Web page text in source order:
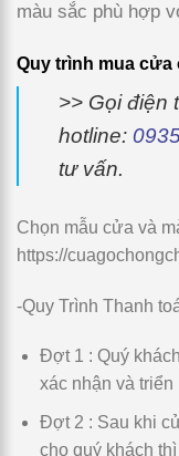
màu sắc phù hợp
Quy trình mua
>> Gọi điện
hotline:
tư vấn.
Chọn mẫu cửa và
https://
-Quy Trình Thanh
Đợt 1 : Quý
xác nhận và
Đợt 2 : Sau khi
cho quý khách